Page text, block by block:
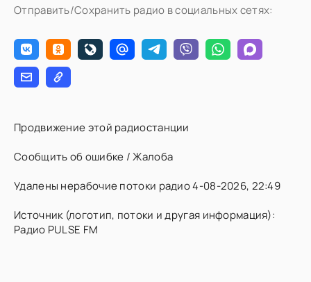
Отправить/Сохранить радио в социальных сетях:
Продвижение этой радиостанции
Сообщить об ошибке / Жалоба
Удалены нерабочие потоки радио 4-08-2026, 22:49
Источник (логотип, потоки и другая информация):
Радио PULSE FM